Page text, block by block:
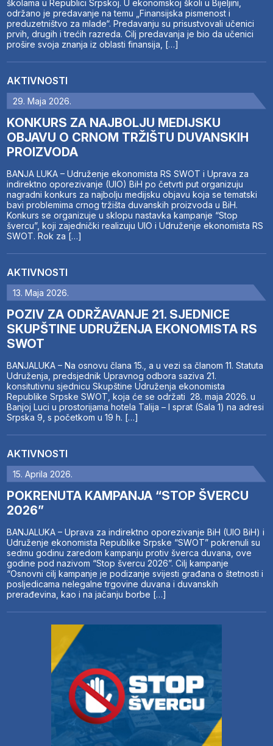
školama u Republici Srpskoj. U ekonomskoj školi u Bijeljini,
održano je predavanje na temu „Finansijska pismenost i
preduzetništvo za mlade“. Predavanju su prisustvovali učenici
prvih, drugih i trećih razreda. Cilj predavanja je bio da učenici
prošire svoja znanja iz oblasti finansija, […]
AKTIVNOSTI
29. Maja 2026.
KONKURS ZA NAJBOLJU MEDIJSKU
OBJAVU O CRNOM TRŽIŠTU DUVANSKIH
PROIZVODA
BANJA LUKA – Udruženje ekonomista RS SWOT i Uprava za
indirektno oporezivanje (UIO) BiH po četvrti put organizuju
nagradni konkurs za najbolju medijsku objavu koja se tematski
bavi problemima crnog tržišta duvanskih proizvoda u BiH.
Konkurs se organizuje u sklopu nastavka kampanje “Stop
švercu”, koji zajednički realizuju UIO i Udruženje ekonomista RS
SWOT. Rok za […]
AKTIVNOSTI
13. Maja 2026.
POZIV ZA ODRŽAVANJE 21. SJEDNICE
SKUPŠTINE UDRUŽENJA EKONOMISTA RS
SWOT
BANJALUKA – Na osnovu člana 15., a u vezi sa članom 11. Statuta
Udruženja, predsjednik Upravnog odbora saziva 21.
konsitutivnu sjednicu Skupštine Udruženja ekonomista
Republike Srpske SWOT, koja će se održati 28. maja 2026. u
Banjoj Luci u prostorijama hotela Talija – I sprat (Sala 1) na adresi
Srpska 9, s početkom u 19 h. […]
AKTIVNOSTI
15. Aprila 2026.
POKRENUTA KAMPANJA “STOP ŠVERCU
2026”
BANJALUKA – Uprava za indirektno oporezivanje BiH (UIO BiH) i
Udruženje ekonomista Republike Srpske “SWOT” pokrenuli su
sedmu godinu zaredom kampanju protiv šverca duvana, ove
godine pod nazivom “Stop švercu 2026”. Cilj kampanje
“Osnovni cilj kampanje je podizanje svijesti građana o štetnosti i
posljedicama nelegalne trgovine duvana i duvanskih
prerađevina, kao i na jačanju borbe […]